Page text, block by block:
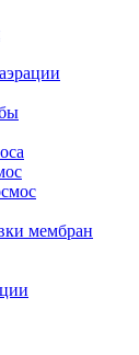
мембран